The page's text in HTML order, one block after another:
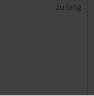
zu lang